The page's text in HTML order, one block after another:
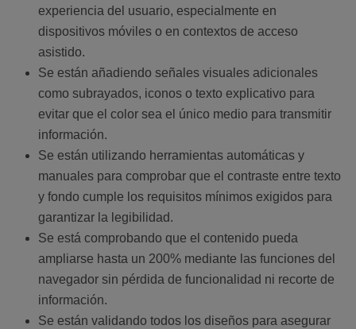
experiencia del usuario, especialmente en
dispositivos móviles o en contextos de acceso
asistido.
Se están añadiendo señales visuales adicionales
como subrayados, iconos o texto explicativo para
evitar que el color sea el único medio para transmitir
información.
Se están utilizando herramientas automáticas y
manuales para comprobar que el contraste entre texto
y fondo cumple los requisitos mínimos exigidos para
garantizar la legibilidad.
Se está comprobando que el contenido pueda
ampliarse hasta un 200% mediante las funciones del
navegador sin pérdida de funcionalidad ni recorte de
información.
Se están validando todos los diseños para asegurar